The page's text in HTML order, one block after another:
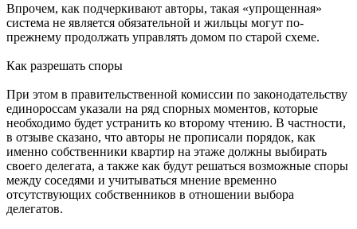
Впрочем, как подчеркивают авторы, такая «упрощенная»
система не является обязательной и жильцы могут по-
прежнему продолжать управлять домом по старой схеме.
Как разрешать споры
При этом в правительственной комиссии по законодательству
единороссам указали на ряд спорных моментов, которые
необходимо будет устранить ко второму чтению. В частности,
в отзыве сказано, что авторы не прописали порядок, как
именно собственники квартир на этаже должны выбирать
своего делегата, а также как будут решаться возможные споры
между соседями и учитываться мнение временно
отсутствующих собственников в отношении выбора
делегатов.